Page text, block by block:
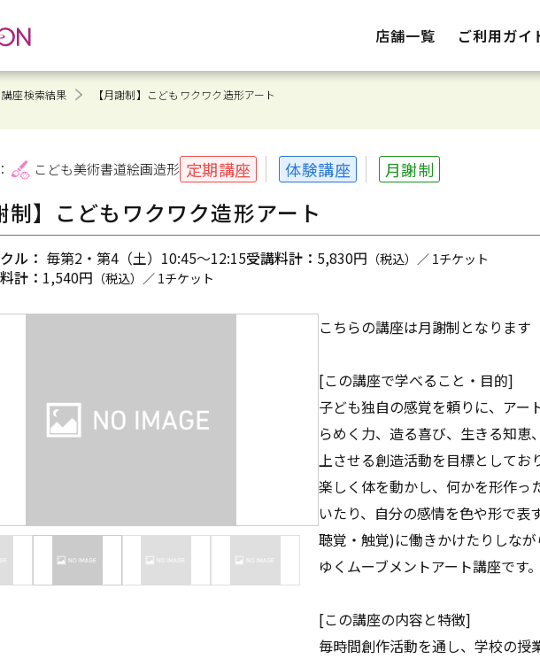
店舗一覧 ご利用ガイ
講座検索結果 【月謝制】こどもワクワク造形アート
こども美術書道絵画造形 定期講座 体験講座 月謝制
制】こどもワクワク造形アート
ル： 毎第2・第4（土）10:45～12:15受講料計： 5,830円 （税込）／ 1チケット
計： 1,540円 （税込）／ 1チケット
こちらの講座は月謝制となります
[この講座で学べること・目的]
子ども独自の感覚を頼りに、アー
らめく力、造る喜び、生きる知恵
上させる創造活動を目標としてお
楽しく体を動かし、何かを形作っ
いたり、自分の感情を色や形で表
聴覚・触覚)に働きかけたりしな
ゆくムーブメントアート講座です
[この講座の内容と特徴]
毎時間創作活動を通し、学校の授